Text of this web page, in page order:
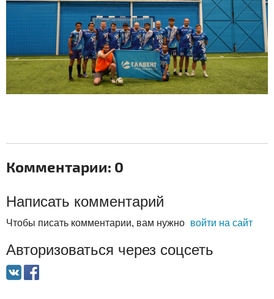
Комментарии: 0
Написать комментарий
Чтобы писать комментарии, вам нужно войти на сайт
Авторизоваться через соцсеть